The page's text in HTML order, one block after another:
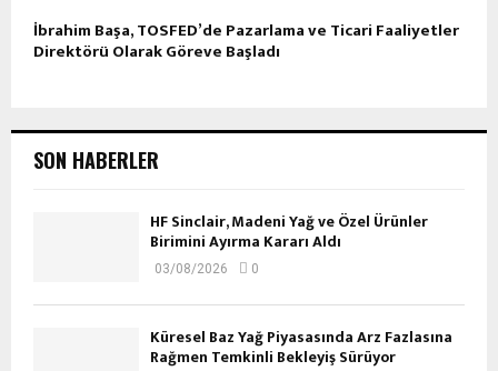
İbrahim Başa, TOSFED’de Pazarlama ve Ticari Faaliyetler
Direktörü Olarak Göreve Başladı
SON HABERLER
HF Sinclair, Madeni Yağ ve Özel Ürünler
Birimini Ayırma Kararı Aldı
03/08/2026 0
Küresel Baz Yağ Piyasasında Arz Fazlasına
Rağmen Temkinli Bekleyiş Sürüyor